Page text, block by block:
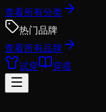
查看所有分类
热门品牌
查看所有品牌
试穿
穿搭